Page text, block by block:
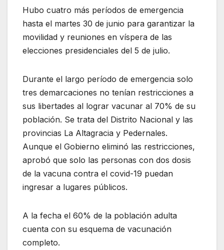
Hubo cuatro más períodos de emergencia
hasta el martes 30 de junio para garantizar la
movilidad y reuniones en víspera de las
elecciones presidenciales del 5 de julio.
Durante el largo período de emergencia solo
tres demarcaciones no tenían restricciones a
sus libertades al lograr vacunar al 70% de su
población. Se trata del Distrito Nacional y las
provincias La Altagracia y Pedernales.
Aunque el Gobierno eliminó las restricciones,
aprobó que solo las personas con dos dosis
de la vacuna contra el covid-19 puedan
ingresar a lugares públicos.
A la fecha el 60% de la población adulta
cuenta con su esquema de vacunación
completo.